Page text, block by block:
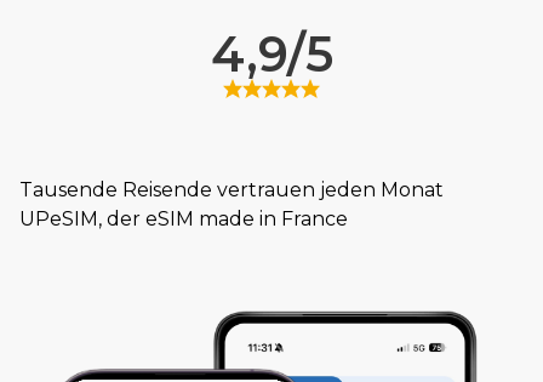
4,9/5
Tausende Reisende vertrauen jeden Monat
UPeSIM, der eSIM made in France